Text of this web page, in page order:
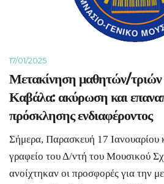
17/01/2025
Μετακίνηση μαθητών/
Καβάλα: ακύρωση και
πρόσκλησης ενδιαφέροντος
Σήμερα, Παρασκευή 17 Ιανουαρίου
γραφείο του Δ/ντή του Μουσικού
ανοίχτηκαν οι προσφορές για την